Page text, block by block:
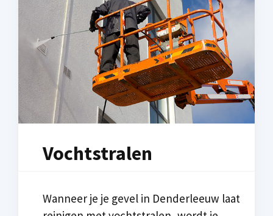
Vochtstralen
Wanneer je je gevel in Denderleeuw laat